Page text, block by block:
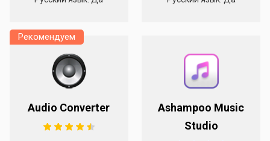
Рекомендуем
Audio Converter
Ashampoo Music
Studio